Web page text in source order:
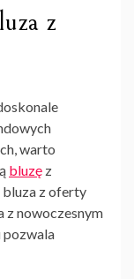
z
warto
bluzę z
bluza z oferty
z nowoczesnym
pozwala